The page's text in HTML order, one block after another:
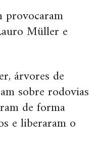
provocaram
Müller e
árvores de
sobre rodovias
de forma
e liberaram o